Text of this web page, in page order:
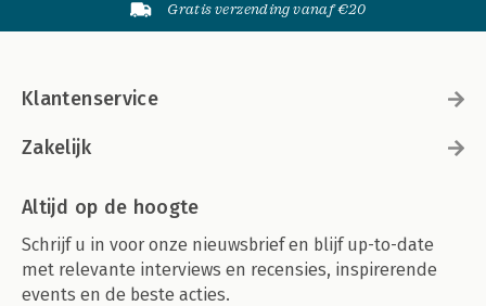
Gratis verzending vanaf €20
Klantenservice
Zakelijk
Altijd op de hoogte
Schrijf u in voor onze nieuwsbrief en blijf up-to-date
met relevante interviews en recensies, inspirerende
events en de beste acties.